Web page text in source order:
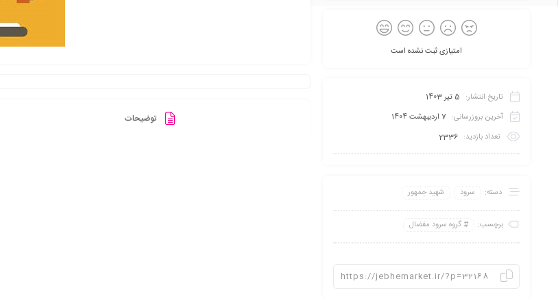
توضیحات
امتیازی ثبت نشده است
تاریخ انتشار: 5 تیر 1403
آخرین بروزرسانی: 7 اردیبهشت 1404
تعداد بازدید: 2336
دسته: سرود شهید جمهور
برچسب: گروه سرود مفضال